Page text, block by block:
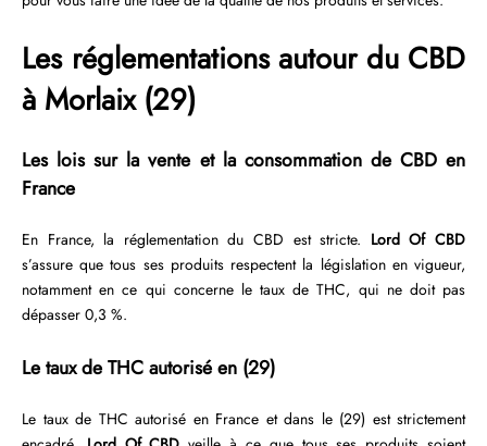
Les réglementations autour du CBD
à Morlaix (29)
Les lois sur la vente et la consommation de CBD en
France
En France, la réglementation du CBD est stricte. Lord Of CBD
s’assure que tous ses produits respectent la législation en vigueur,
notamment en ce qui concerne le taux de THC, qui ne doit pas
dépasser 0,3 %.
Le taux de THC autorisé en (29)
Le taux de THC autorisé en France et dans le (29) est strictement